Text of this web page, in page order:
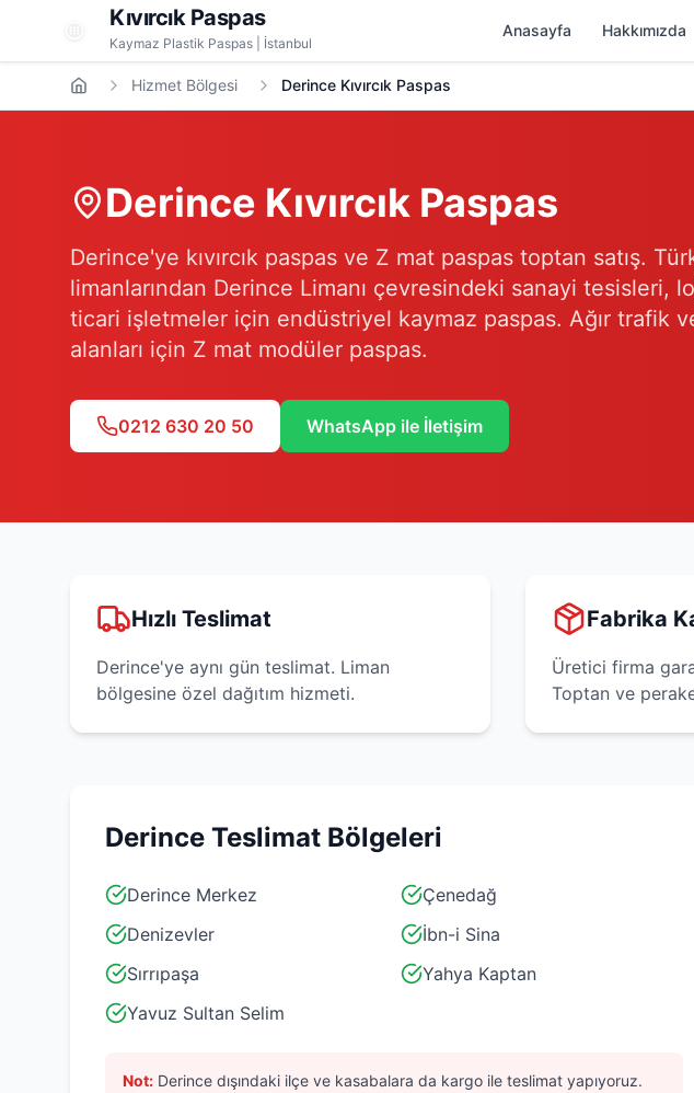
Kıvırcık Paspas
Kaymaz Plastik Paspas | İstanbul
Anasayfa Hakkımızda
Hizmet Bölgesi Derince Kıvırcık Paspas
Derince Kıvırcık Paspas
Derince'ye kıvırcık paspas ve Z mat paspas toptan satış.
limanlarından Derince Limanı çevresindeki sanayi tesisleri,
ticari işletmeler için endüstriyel kaymaz paspas. Ağır trafik
alanları için Z mat modüler paspas.
0212 630 20 50 WhatsApp ile İletişim
Hızlı Teslimat
Derince'ye aynı gün teslimat. Liman
bölgesine özel dağıtım hizmeti.
Fabrika
Üretici firma
Toptan ve
Derince Teslimat Bölgeleri
Derince Merkez
Çenedağ
Denizevler
İbn-i Sina
Sırrıpaşa
Yahya Kaptan
Yavuz Sultan Selim
Not: Derince dışındaki ilçe ve kasabalara da kargo ile teslimat yapıyoruz.